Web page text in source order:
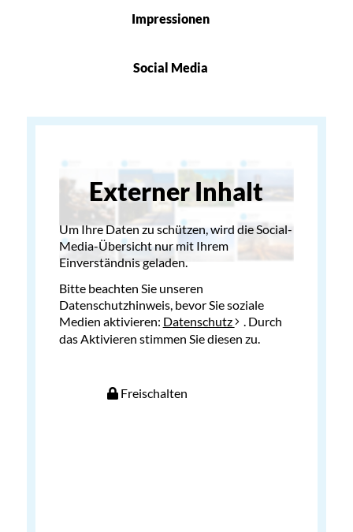
Impressionen
Social Media
Externer Inhalt
Um Ihre Daten zu schützen, wird die Social-
Media-Übersicht nur mit Ihrem
Einverständnis geladen.
Bitte beachten Sie unseren
Datenschutzhinweis, bevor Sie soziale
Medien aktivieren: Datenschutz
. Durch
das Aktivieren stimmen Sie diesen zu.
Freischalten